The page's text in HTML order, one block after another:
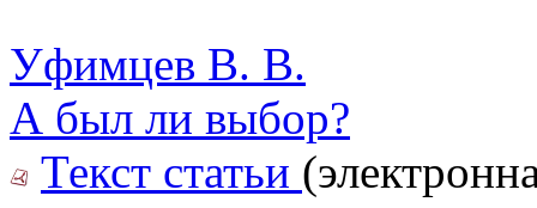
Уфимцев В. В.
А был ли выбор?
Текст статьи